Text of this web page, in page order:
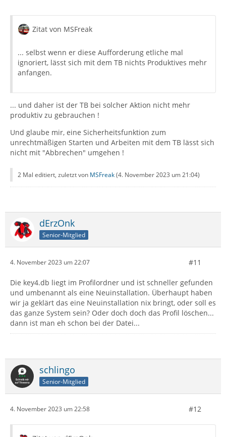
Zitat von MSFreak
... selbst wenn er diese Aufforderung etliche mal
ignoriert, lässt sich mit dem TB nichts Produktives mehr
anfangen.
... und daher ist der TB bei solcher Aktion nicht mehr
produktiv zu gebrauchen !
Und glaube mir, eine Sicherheitsfunktion zum
unrechtmäßigen Starten und Arbeiten mit dem TB lässt sich
nicht mit "Abbrechen" umgehen !
2 Mal editiert, zuletzt von MSFreak(4. November 2023 um 21:04)
dErzOnk
Senior-Mitglied
4. November 2023 um 22:07 #11
Die key4.db liegt im Profilordner und ist schneller gefunden
und umbenannt als eine Neuinstallation. Überhaupt haben
wir ja geklärt das eine Neuinstallation nix bringt, oder soll es
das ganze System sein? Oder doch doch das Profil löschen...
dann ist man eh schon bei der Datei...
schlingo
Senior-Mitglied
4. November 2023 um 22:58 #12